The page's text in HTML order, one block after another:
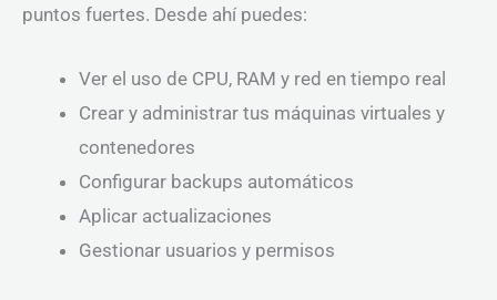
puntos fuertes. Desde ahí puedes:
Ver el uso de CPU, RAM y red en tiempo real
Crear y administrar tus máquinas virtuales y
contenedores
Configurar backups automáticos
Aplicar actualizaciones
Gestionar usuarios y permisos